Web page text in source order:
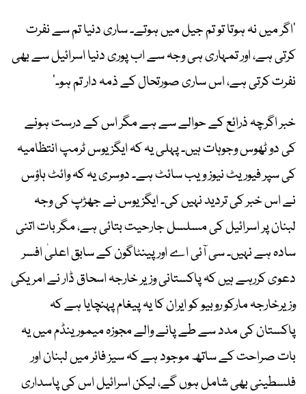
’اگر میں نہ ہوتا تو تم جیل میں ہوتے۔ ساری دنیا تم سے نفرت
کرتی ہے، اور تمہاری ہی وجہ سے اب پوری دنیا اسرائیل سے بھی
نفرت کرتی ہے، اس ساری صورتحال کے ذمہ دار تم ہو۔‘
خبر اگرچہ ذرائع کے حوالے سے ہے مگر اس کے درست ہونے
کی دو ٹھوس وجوہات ہیں۔ پہلی یہ کہ ایگزیوس ٹرمپ انتظامیہ
کی سپر فیوریٹ نیوز ویب سائٹ ہے۔ دوسری یہ کہ وائٹ ہاؤس
نے اس خبر کی تردید نہیں کی۔ ایگزیوس نے جھڑپ کی وجہ
لبنان پر اسرائیل کی مسلسل جارحیت بتائی ہے، مگر بات اتنی
سادہ ہے نہیں۔ سی آئی اے اور پینٹاگون کے سابق اعلیٰ افسر
دعوی کررہے ہیں کہ پاکستانی وزیر خارجہ اسحاق ڈار نے امریکی
وزیرخارجہ مارکو روبیو کو ایران کا یہ پیغام پہنچایا ہے کہ
پاکستان کی مدد سے طے پانے والے مجوزہ میمورینڈم میں یہ
بات صراحت کے ساتھ موجود ہے کہ سیز فائر میں لبنان اور
فلسطینی بھی شامل ہوں گے، لیکن اسرائیل اس کی پاسداری